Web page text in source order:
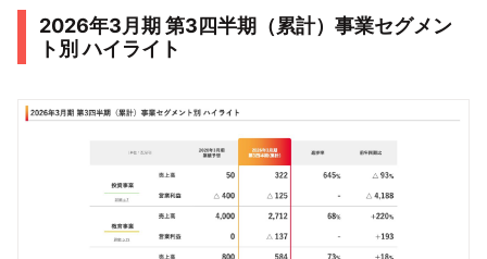
2026年3月期 第3四半期（累計）事業セグメン
ト別 ハイライト